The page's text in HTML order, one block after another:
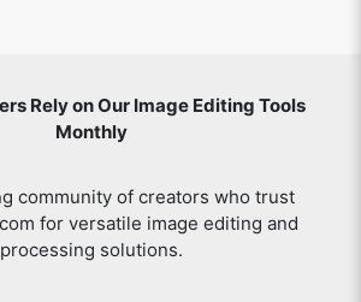
Rely on Our Image Editing Tools
Monthly
community of creators who trust
for versatile image editing and
processing solutions.